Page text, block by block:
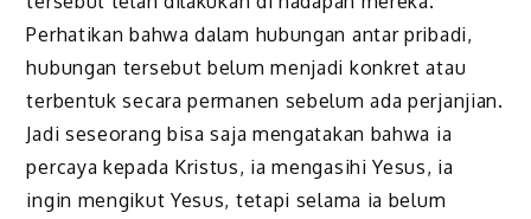
Perhatikan bahwa dalam hubungan antar pribadi,
hubungan tersebut belum menjadi konkret atau
terbentuk secara permanen sebelum ada perjanjian.
Jadi seseorang bisa saja mengatakan bahwa ia
percaya kepada Kristus, ia mengasihi Yesus, ia
ingin mengikut Yesus, tetapi selama ia belum